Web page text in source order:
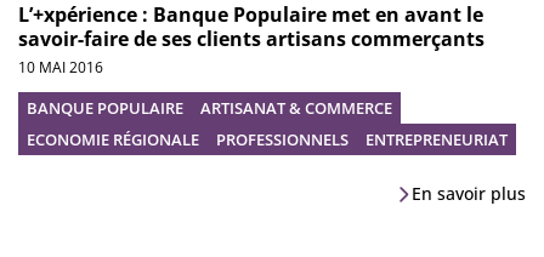
L’+xpérience : Banque Populaire met en avant le
savoir-faire de ses clients artisans commerçants
10 MAI 2016
BANQUE POPULAIRE
ARTISANAT & COMMERCE
ECONOMIE RÉGIONALE
PROFESSIONNELS ENTREPRENEURIAT
En savoir plus